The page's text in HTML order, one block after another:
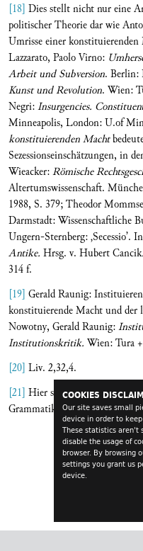
COOKIES
Our site saves small
device in order to
These statistics aren't
disable the usage of
browser. By browsing
settings you grant us
device.
[18] Dies stellt nicht nur eine
politischer Theorie dar wie
Umrisse einer
Lazzarato, Paolo Virno:
Arbeit und Subversion. Berlin:
Kunst und Revolution. Wien:
Negri:Insurgencies.
Minneapolis, London: U.of
konstituierenden Macht
Sezessionseinschätzungen, in
Wieacker:Römische
Altertumswissenschaft.
1988, S. 379; Theodor
Darmstadt: Wissenschaftliche
Ungern-Sternberg: ‚Secessio’.
Antike. Hrsg. v. Hubert Cancik.
314 f.
[19] Gerald Raunig:
konstituierende Macht und
Nowotny, Gerald Raunig:
Institutionskritik. Wien: Tura
[20] Liv. 2,32,4.
[21] Hier schließe ich mich
Grammatik, S. 97 f.)